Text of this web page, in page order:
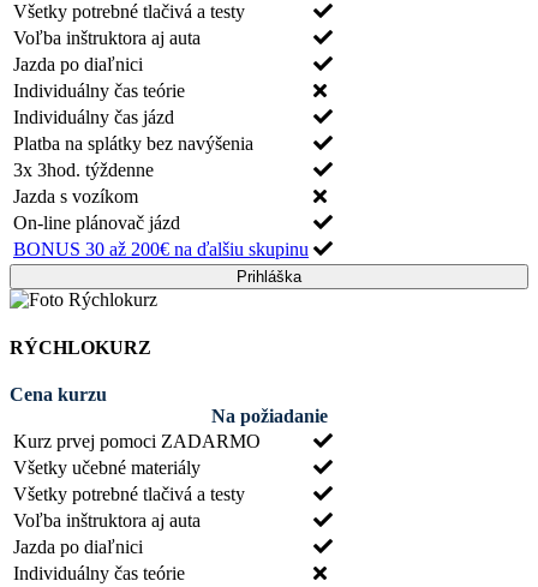
Všetky potrebné tlačivá a testy
Voľba inštruktora aj auta
Jazda po diaľnici
Individuálny čas teórie
Individuálny čas jázd
Platba na splátky bez navýšenia
3x 3hod. týždenne
Jazda s vozíkom
On-line plánovač jázd
BONUS 30 až 200€ na ďalšiu skupinu
Prihláška
RÝCHLOKURZ
Cena kurzu
Na požiadanie
Kurz prvej pomoci ZADARMO
Všetky učebné materiály
Všetky potrebné tlačivá a testy
Voľba inštruktora aj auta
Jazda po diaľnici
Individuálny čas teórie